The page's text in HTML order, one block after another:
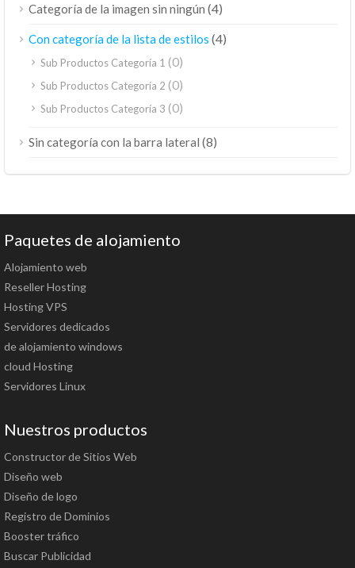
Categoría de la imagen sin ningún (4)
Con categoría de la lista de estilos (4)
Sub Productos Categoría 1 (0)
Sub Productos Categoría 2 (0)
Sub Productos Categoría 3 (0)
Sin categoría con la barra lateral (8)
Paquetes de alojamiento
Alojamiento web
Reseller Hosting
Hosting VPS
Servidores dedicados
de alojamiento windows
cloud Hosting
Servidores Linux
Nuestros productos
Constructor de Sitios Web
Diseño web
Diseño de logo
Registro de Dominios
Booster tráfico
Buscar Publicidad